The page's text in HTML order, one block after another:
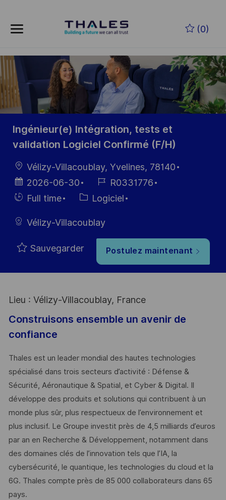
(0)
-
Ingénieur(e) Intégration, tests et
validation Logiciel Confirmé (F/H)
localisation
Vélizy-Villacoublay, Yvelines, 78140
Date
d’affichage
2026-06-30
Référence
du poste
R0331776
HiringFull time Catégorie
Logiciel
Vélizy-Villacoublay
Sauvegarder Postulez maintenant
Lieu : Vélizy-Villacoublay, France
Construisons ensemble un avenir de
confiance
Thales est un leader mondial des hautes technologies
spécialisé dans trois secteurs d’activité : Défense &
Sécurité, Aéronautique & Spatial, et Cyber & Digital. Il
développe des produits et solutions qui contribuent à un
monde plus sûr, plus respectueux de l’environnement et
plus inclusif. Le Groupe investit près de 4,5 milliards d’euros
par an en Recherche & Développement, notamment dans
des domaines clés de l’innovation tels que l’IA, la
cybersécurité, le quantique, les technologies du cloud et la
6G. Thales compte près de 85 000 collaborateurs dans 65
pays. ​